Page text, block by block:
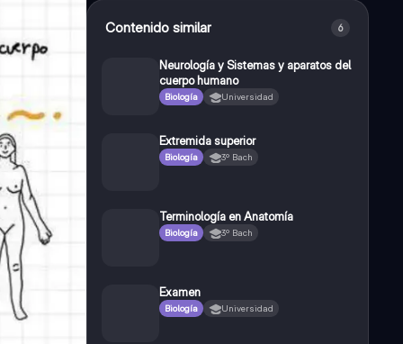
Contenido similar 6
Neurología y Sistemas y aparatos del
cuerpo humano
Biología Universidad
Extremida superior
Biología 3º Bach
Terminología en Anatomía
Biología 3º Bach
Examen
Biología Universidad